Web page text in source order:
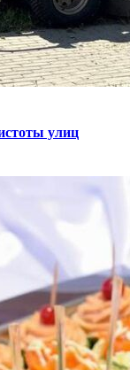
улиц